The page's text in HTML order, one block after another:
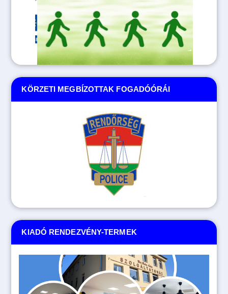
KIADÓ RENDEZVÉNY-TERMEK
KÖRZETI MEGBÍZOTTAK FOGADÓÓRÁI